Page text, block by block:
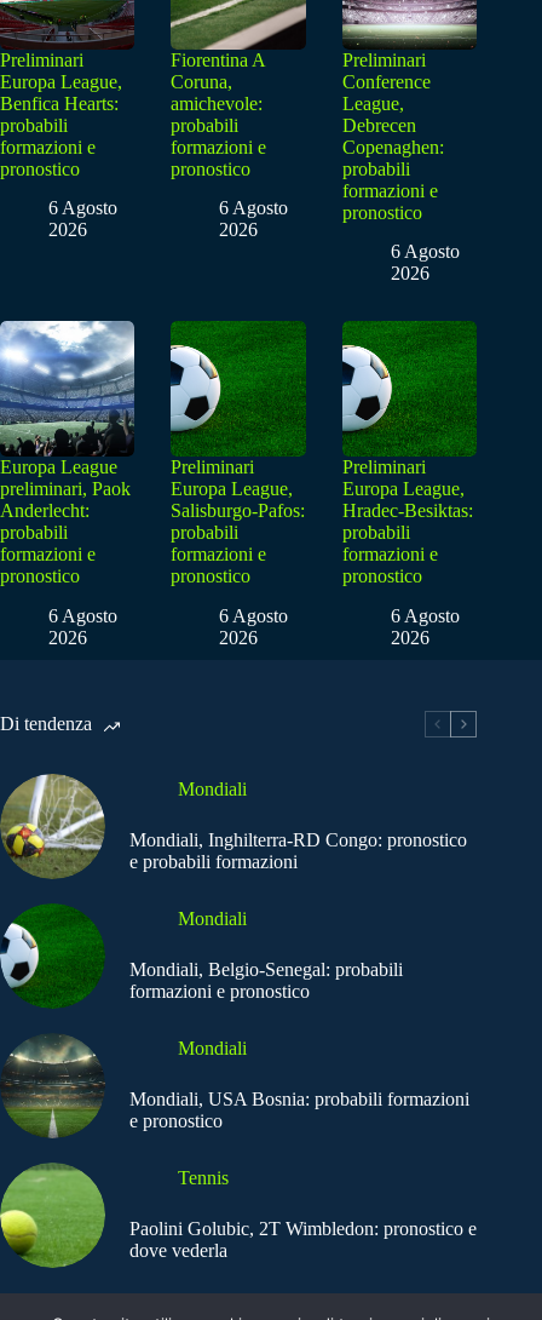
Preliminari
Europa League,
Benfica Hearts:
probabili
formazioni e
pronostico
6 Agosto
2026
Fiorentina A
Coruna,
amichevole:
probabili
formazioni e
pronostico
6 Agosto
2026
Preliminari
Conference
League,
Debrecen
Copenaghen:
probabili
formazioni e
pronostico
6 Agosto
2026
Europa League
preliminari, Paok
Anderlecht:
probabili
formazioni e
pronostico
6 Agosto
2026
Preliminari
Europa League,
Salisburgo-Pafos:
probabili
formazioni e
pronostico
6 Agosto
2026
Preliminari
Europa League,
Hradec-Besiktas:
probabili
formazioni e
pronostico
6 Agosto
2026
Di tendenza
Mondiali
Mondiali, Inghilterra-RD Congo: pronostico
e probabili formazioni
Mondiali
Mondiali, Belgio-Senegal: probabili
formazioni e pronostico
Mondiali
Mondiali, USA Bosnia: probabili formazioni
e pronostico
Tennis
Paolini Golubic, 2T Wimbledon: pronostico e
dove vederla